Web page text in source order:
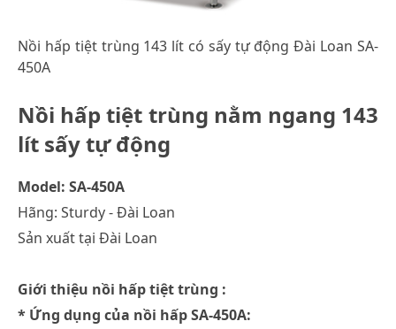
Nồi hấp tiệt trùng 143 lít có sấy tự động Đài Loan SA-
450A
Nồi hấp tiệt trùng nằm ngang 143
lít sấy tự động
Model: SA-450A
Hãng: Sturdy - Đài Loan
Sản xuất tại Đài Loan
Giới thiệu nồi hấp tiệt trùng :
* Ứng dụng của nồi hấp SA-450A: